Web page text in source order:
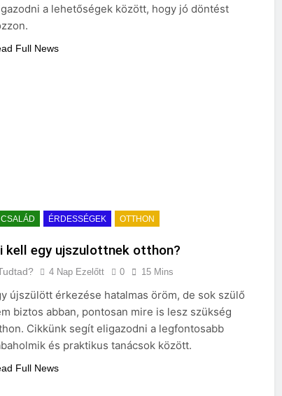
a lehetőségek között, hogy jó döntést
Full News
CSALÁD ÉRDESSÉGEK OTTHON
kell egy ujszulottnek otthon?
4 Nap Ezelőtt 0 15 Mins
újszülött érkezése hatalmas öröm, de sok szülő
biztos abban, pontosan mire is lesz szükség
Cikkünk segít eligazodni a legfontosabb
és praktikus tanácsok között.
Full News